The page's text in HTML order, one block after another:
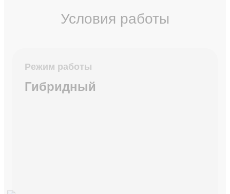
Условия работы
Режим работы
Гибридный